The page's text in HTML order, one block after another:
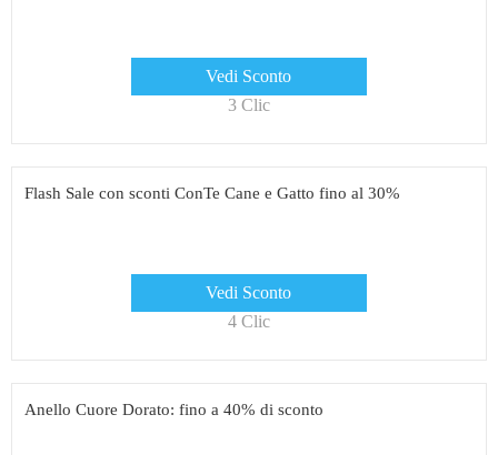
Vedi Sconto
3 Clic
Flash Sale con sconti ConTe Cane e Gatto fino al 30%
Vedi Sconto
4 Clic
Anello Cuore Dorato: fino a 40% di sconto